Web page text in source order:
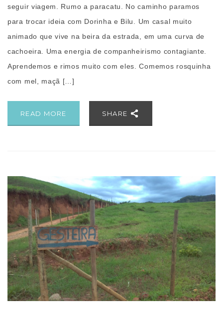
seguir viagem. Rumo a paracatu. No caminho paramos
para trocar ideia com Dorinha e Bilu. Um casal muito
animado que vive na beira da estrada, em uma curva de
cachoeira. Uma energia de companheirismo contagiante.
Aprendemos e rimos muito com eles. Comemos rosquinha
com mel, maçã […]
READ MORE SHARE